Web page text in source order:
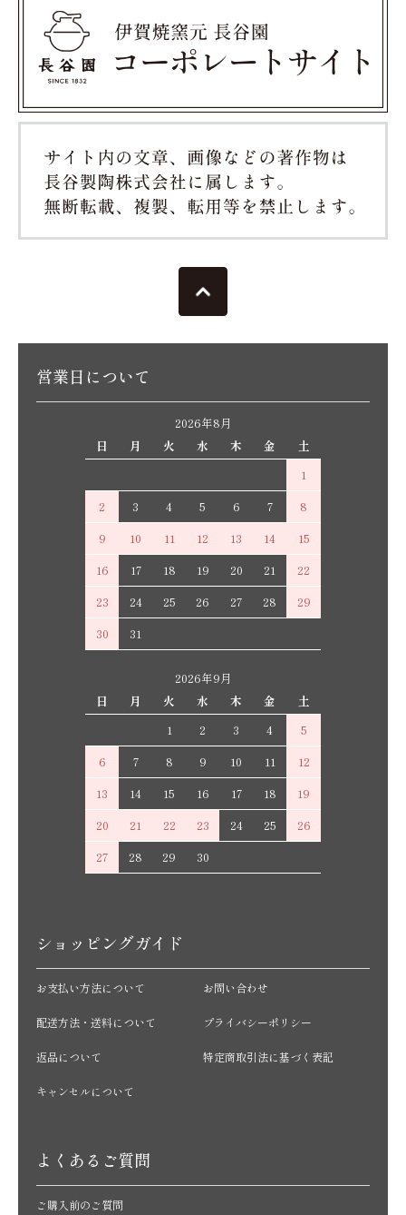
営業日について
2026年8月
日
月 火 水 木 金
土
1
2
3 4 5 6 7
8
9
10 11 12 13 14
15
16
17 18 19 20 21
22
23
24 25 26 27 28
29
30
31
2026年9月
日
月 火 水 木 金
土
1
2 3 4
5
6
7 8 9 10 11
12
13
14 15 16 17 18
19
20
21 22 23 24 25
26
27
28 29 30
ショッピングガイド
お支払い方法について
配送方法・送料について
返品について
キャンセルについて
お問い合わせ
プライバシーポリシー
特定商取引法に基づく表記
よくあるご質問
ご購入前のご質問